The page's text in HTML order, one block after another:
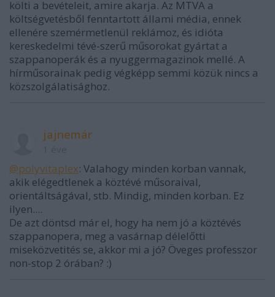
költi a bevételeit, amire akarja. Az MTVA a
költségvetésből fenntartott állami média, ennek
ellenére szemérmetlenül reklámoz, és idióta
kereskedelmi tévé-szerű műsorokat gyártat a
szappanoperák és a nyuggermagazinok mellé. A
hírműsorainak pedig végképp semmi közük nincs a
közszolgálatisághoz.
jajnemár
@polyvitaplex: Valahogy minden korban vannak,
akik elégedtlenek a köztévé műsoraival,
orientáltságával, stb. Mindig, minden korban. Ez
ilyen....
De azt döntsd már el, hogy ha nem jó a köztévés
szappanopera, meg a vasárnap délelőtti
miseközvetités se, akkor mi a jó? Öveges professzor
non-stop 2 órában? :)